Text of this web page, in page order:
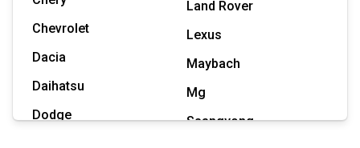
Chevrolet
Dacia
Daihatsu
Dodge
Land Rover
Lexus
Maybach
Mg
Ssangyong